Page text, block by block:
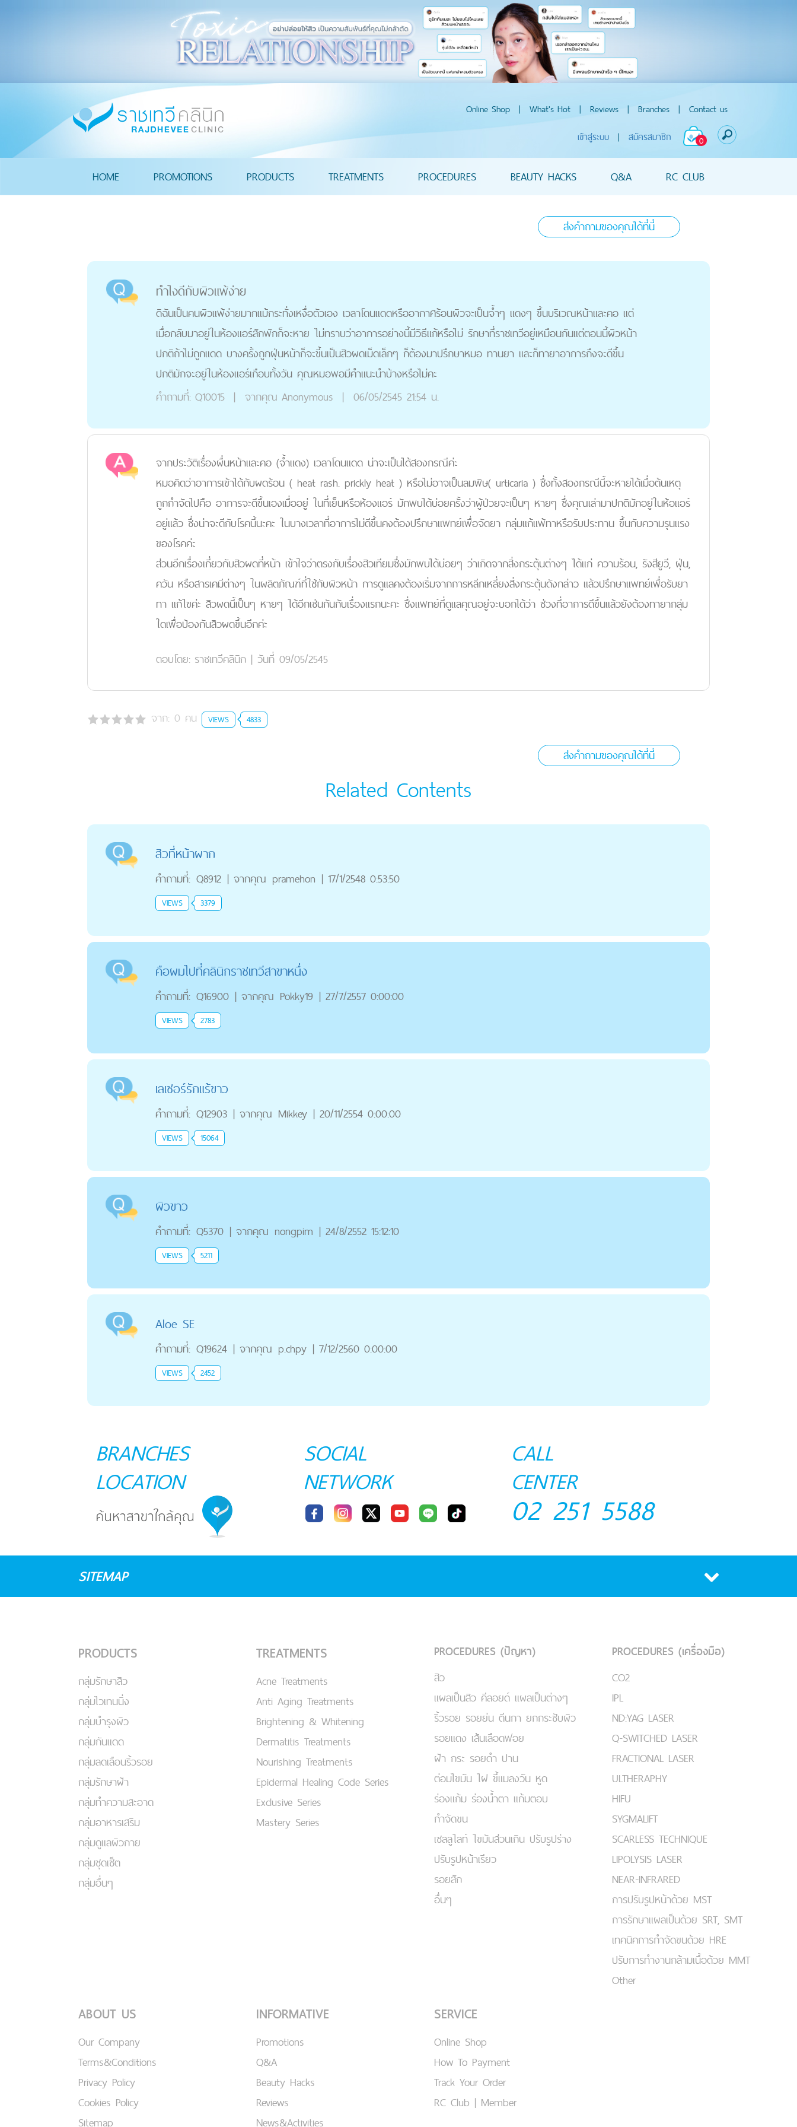
Online Shop | What's Hot | Reviews | Branches | Contact us
0
เข้าสู่ระบบ | สมัครสมาชิก
HOME PROMOTIONS PRODUCTS TREATMENTS PROCEDURES BEAUTY HACKS Q&A RC CLUB
ส่งคำถามของคุณได้ที่นี่
ทำไงดีกับผิวแพ้ง่าย
ดิฉันเป็นคนผิวแพ้ง่ายมากแม้กระทั่งเหงื่อตัวเอง เวลาโดนแดดหรืออากาศร้อนผิวจะเป็นจ้ำๆ แดงๆ ขึ้นบริเวณหน้าและคอ แต่
เมื่อกลับมาอยู่ในห้องแอร์สักพักก็จะหาย ไม่ทราบว่าอาการอย่างนี้มีวิธีแก้หรือไม่ รักษาที่ราชเทวีอยู่เหมือนกันแต่ตอนนี้ผิวหน้า
ปกติถ้าไม่ถูกแดด บางครั้งถูกฝุ่นหน้าก็จะขี้นเป็นสิวผดเม็ดเล็กๆ ก็ต้องมาปรึกษาหมอ ทานยา และก็ทายาอาการถึงจะดีขึ้น
ปกติมักจะอยู่ในห้องแอร์เกือบทั้งวัน คุณหมอพอมีคำแนะนำบ้างหรือไม่คะ
คำถามที่: Q10015 | จากคุณ Anonymous | 06/05/2545 21:54 น.
จากประวัติเรื่องผื่นหน้าและคอ (จ้ำแดง) เวลาโดนแดด น่าจะเป็นได้สองกรณีค่ะ
หมอคิดว่าอาการเข้าได้กับผดร้อน ( heat rash. prickly heat ) หรือไม่อาจเป็นลมพิษ( urticaria ) ซึ่งทั้งสองกรณีนี้จะหายได้เมื่อต้นเหตุ
ถูกกำจัดไปคือ อาการจะดีขึ้นเองเมื่ออยู่ ในที่เย็นหรือห้องแอร์ มักพบได้บ่อยครั้งว่าผู้ป่วยจะเป็นๆ หายๆ ซึ่งคุณเล่ามาปกติมักอยู่ในห้อแอร์
อยู่แล้ว ซึ่งน่าจะดีกับโรคนี้นะคะ ในบางเวลาที่อาการไม่ดีขึ้นคงต้องปรึกษาแพทย์เพื่อจัดยา กลุ่มแก้แพ้ทาหรือรับประทาน ขึ้นกับความรุนแรง
ของโรคค่ะ
ส่วนอีกเรื่องเกี่ยวกับสิวผดที่หน้า เข้าใจว่าตรงกับเรื่องสิวเทียมซึ่งมักพบได้บ่อยๆ ว่าเกิดจากสิ่งกระตุ้นต่างๆ ได้แก่ ความร้อน, รังสียูวี, ฝุ่น,
ควัน หรือสารเคมีต่างๆ ในผลิตภัณฑ์ที่ใช้กับผิวหน้า การดูแลคงต้องเริ่มจากการหลีกเหลี่ยงสิ่งกระตุ้นดังกล่าว แล้วปรึกษาแพทย์เพื่อรับยา
ทา แก้ไขค่ะ สิวผดนี้เป็นๆ หายๆ ได้อีกเช่นกันกับเรื่องแรกนะคะ ซึ่งแพทย์ที่ดูแลคุณอยู่จะบอกได้ว่า ช่วงที่อาการดีขึ้นแล้วยังต้องทายากลุ่ม
ใดเพื่อป้องกันสิวผดขึ้นอีกค่ะ
ตอบโดย: ราชเทวีคลินิก | วันที่ 09/05/2545
จาก: 0 คน VIEWS 4833
ส่งคำถามของคุณได้ที่นี่
Related Contents
สิวที่หน้าผาก
คำถามที่: Q8912 | จากคุณ pramehon | 17/1/2548 0:53:50
VIEWS 3379
คือผมไปที่คลินิกราชเทวีสาขาหนึ่ง
คำถามที่: Q16900 | จากคุณ Pokky19 | 27/7/2557 0:00:00
VIEWS 2783
เลเซอร์รักแร้ขาว
คำถามที่: Q12903 | จากคุณ Mikkey | 20/11/2554 0:00:00
VIEWS 15064
ผิวขาว
คำถามที่: Q5370 | จากคุณ nongpim | 24/8/2552 15:12:10
VIEWS 5211
Aloe SE
คำถามที่: Q19624 | จากคุณ p.chpy | 7/12/2560 0:00:00
VIEWS 2452
BRANCHES
LOCATION
SOCIAL
NETWORK
CALL
CENTER
02 251 5588
SITEMAP
PRODUCTS
กลุ่มรักษาสิว
กลุ่มไวเทนนิ่ง
กลุ่มบำรุงผิว
กลุ่มกันแดด
กลุ่มลดเลือนริ้วรอย
กลุ่มรักษาฝ้า
กลุ่มทำความสะอาด
กลุ่มอาหารเสริม
กลุ่มดูแลผิวกาย
กลุ่มชุดเซ็ต
กลุ่มอื่นๆ
TREATMENTS
Acne Treatments
Anti Aging Treatments
Brightening & Whitening
Dermatitis Treatments
Nourishing Treatments
Epidermal Healing Code Series
Exclusive Series
Mastery Series
PROCEDURES (ปัญหา)
สิว
แผลเป็นสิว คีลอยด์ แผลเป็นต่างๆ
ริ้วรอย รอยย่น ตีนกา ยกกระชับผิว
รอยแดง เส้นเลือดฟอย
ฝ้า กระ รอยดำ ปาน
ต่อมไขมัน ไฝ ขี้แมลงวัน หูด
ร่องแก้ม ร่องน้ำตา แก้มตอบ
กำจัดขน
เชลลูไลท์ ไขมันส่วนเกิน ปรับรูปร่าง
ปรับรูปหน้าเรียว
รอยสัก
อื่นๆ
PROCEDURES (เครื่องมือ)
CO2
IPL
ND:YAG LASER
Q-SWITCHED LASER
FRACTIONAL LASER
ULTHERAPHY
HIFU
SYGMALIFT
SCARLESS TECHNIQUE
LIPOLYSIS LASER
NEAR-INFRARED
การปรับรูปหน้าด้วย MST
การรักษาแผลเป็นด้วย SRT, SMT
เทคนิคการกำจัดขนด้วย HRE
ปรับการทำงานกล้ามเนื้อด้วย MMT
Other
ABOUT US
Our Company
Terms&Conditions
Privacy Policy
Cookies Policy
Sitemap
INFORMATIVE
Promotions
Q&A
Beauty Hacks
Reviews
News&Activities
SERVICE
Online Shop
How To Payment
Track Your Order
RC Club | Member